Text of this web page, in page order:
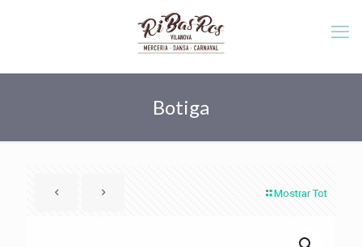
Botiga
Mostrar Tot